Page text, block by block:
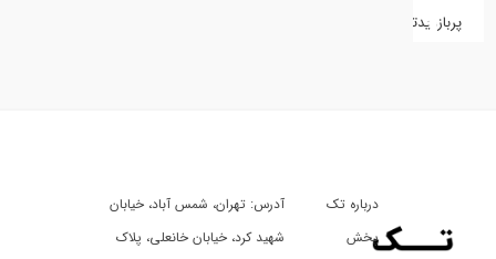
کفش
سفر
پربازدیدترین
درباره تک
پخش
آدرس: تهران، شمس آباد، خیابان
شهید کرد، خیابان خانعلی، پلاک